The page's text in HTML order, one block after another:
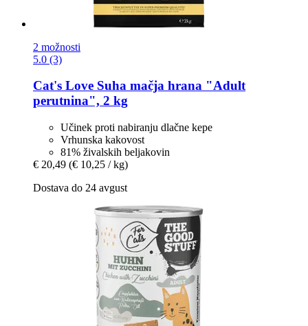
2 možnosti
5.0 (3)
Cat's Love Suha mačja hrana "Adult
perutnina", 2 kg
Učinek proti nabiranju dlačne kepe
Vrhunska kakovost
81% živalskih beljakovin
€ 20,49 (€ 10,25 / kg)
Dostava do 24 avgust